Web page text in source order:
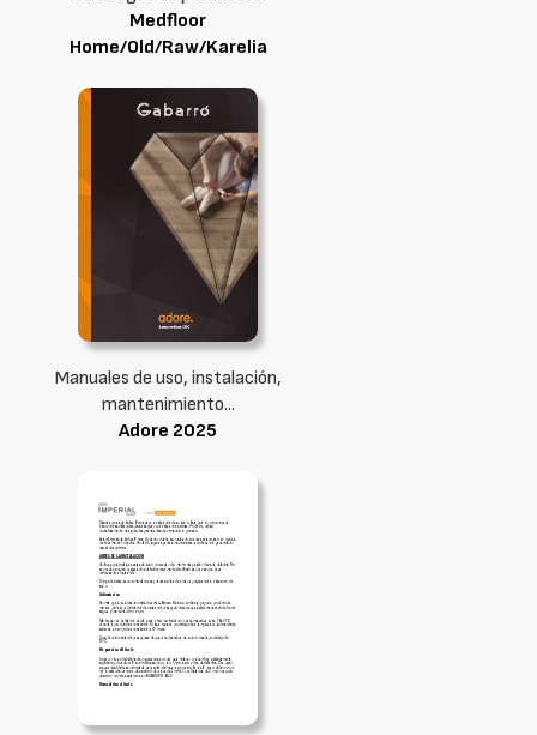
Medfloor
Home/Old/Raw/Karelia
Manuales de uso, instalación,
mantenimiento...
Adore 2025